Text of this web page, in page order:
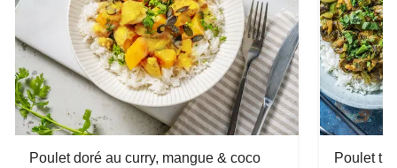
Poulet doré au curry, mangue & coco Poulet